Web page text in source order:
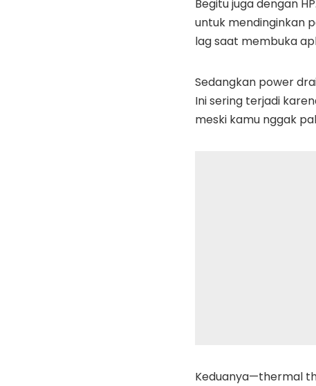
Begitu juga dengan
untuk mendinginkan
lag saat membuka
Sedangkan power
Ini sering terjadi
meski kamu nggak
Keduanya—thermal